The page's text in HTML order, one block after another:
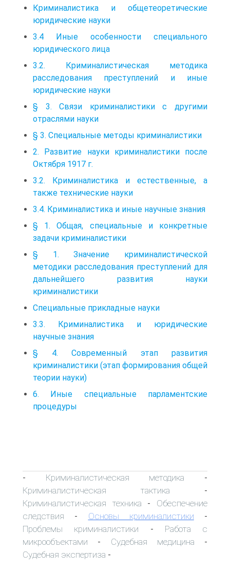
Криминалистика и общетеоретические
юридические науки
3.4 Иные особенности специального
юридического лица
3.2. Криминалистическая методика
расследования преступлений и иные
юридические науки
§ 3. Связи криминалистики с другими
отраслями науки
§ 3. Специальные методы криминалистики
2. Развитие науки криминалистики после
Октября 1917 г.
3.2. Криминалистика и естественные, а
также технические науки
3.4. Криминалистика и иные научные знания
§ 1. Общая, специальные и конкретные
задачи криминалистики
§ 1. Значение криминалистической
методики расследования преступлений для
дальнейшего развития науки
криминалистики
Специальные прикладные науки
3.3. Криминалистика и юридические
научные знания
§ 4. Современный этап развития
криминалистики (этап формирования общей
теории науки)
6. Иные специальные парламентские
процедуры
- Криминалистическая методика -
Криминалистическая тактика -
Криминалистическая техника - Обеспечение
следствия - Основы криминалистики -
Проблемы криминалистики - Работа с
микрообъектами - Судебная медицина -
Судебная экспертиза -